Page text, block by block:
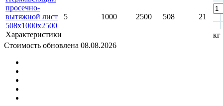
просечно-
вытяжной лист
508х1000х2500
Характеристики
5 1000 2500 508 21
кг
Стоимость обновлена 08.08.2026